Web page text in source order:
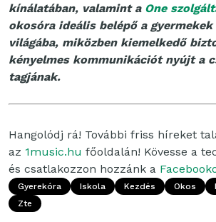
kínálatában, valamint aOne
okosóra ideális belépő a
világába, miközben kiemelkedő
kényelmes kommunikációt nyújt a
tagjának.
Hangolódj rá! További friss híreket
az 1music.hu főoldalán! Kövesse a
és csatlakozzon hozzánk a
Gyerekóra Iskola Kezdés Okos
Zte